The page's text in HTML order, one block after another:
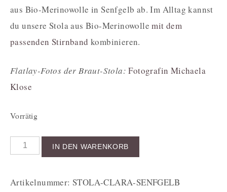
aus Bio-Merinowolle in Senfgelb ab. Im Alltag kannst
du unsere Stola aus Bio-Merinowollemit dem
passenden Stirnband kombinieren.
Flatlay-Fotos der Braut-Stola: Fotografin Michaela
Klose
Vorrätig
IN DEN WARENKORB
Artikelnummer:STOLA-CLARA-SENFGELB